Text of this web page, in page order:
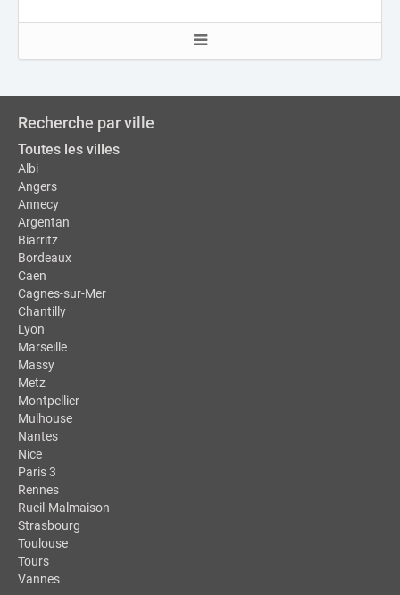
Recherche par ville
Toutes les villes
Albi
Angers
Annecy
Argentan
Biarritz
Bordeaux
Caen
Cagnes-sur-Mer
Chantilly
Lyon
Marseille
Massy
Metz
Montpellier
Mulhouse
Nantes
Nice
Paris 3
Rennes
Rueil-Malmaison
Strasbourg
Toulouse
Tours
Vannes